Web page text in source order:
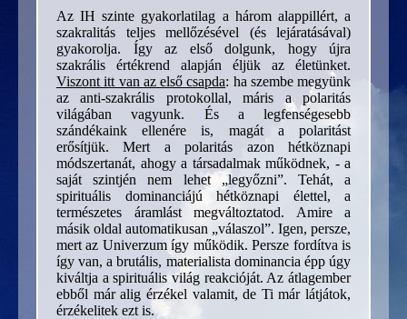
Az IH szinte gyakorlatilag a három alappillért, a
szakralitás teljes mellőzésével (és lejáratásával)
gyakorolja. Így az első dolgunk, hogy újra
szakrális értékrend alapján éljük az életünket.
Viszont itt van az első csapda: ha szembe megyünk
az anti-szakrális protokollal, máris a polaritás
világában vagyunk. És a legfenségesebb
szándékaink ellenére is, magát a polaritást
erősítjük. Mert a polaritás azon hétköznapi
módszertanát, ahogy a társadalmak működnek, - a
saját szintjén nem lehet „legyőzni”. Tehát, a
spirituális dominanciájú hétköznapi élettel, a
természetes áramlást megváltoztatod. Amire a
másik oldal automatikusan „válaszol”. Igen, persze,
mert az Univerzum így működik. Persze fordítva is
így van, a brutális, materialista dominancia épp úgy
kiváltja a spirituális világ reakcióját. Az átlagember
ebből már alig érzékel valamit, de Ti már látjátok,
érzékelitek ezt is.